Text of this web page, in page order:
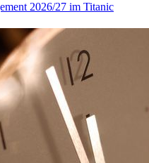
2026/27 im Titanic